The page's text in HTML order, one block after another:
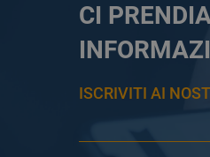
CI
ISCRIVITI AI